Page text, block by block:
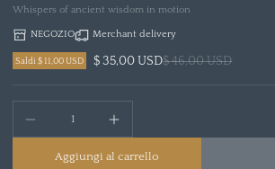
Whispers of ancient wisdom in motion
NEGOZIO Merchant delivery
$ 35,00 USD$ 46,00 USD
Saldi $ 11,00 USD
Aggiungi al carrello